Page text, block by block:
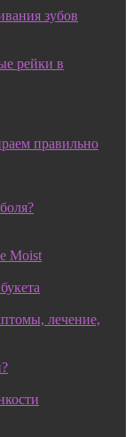
зубов
рейки в
правильно
Moist
лечение,